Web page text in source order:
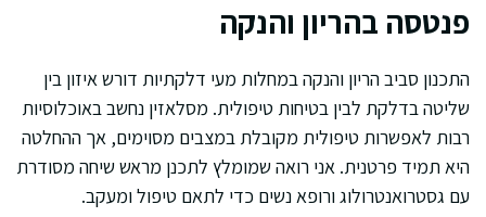
פנטסה בהריון והנקה
התכנון סביב הריון והנקה במחלות מעי דלקתיות דורש איזון בין
שליטה בדלקת לבין בטיחות טיפולית. מסלאזין נחשב באוכלוסיות
רבות לאפשרות טיפולית מקובלת במצבים מסוימים, אך ההחלטה
היא תמיד פרטנית. אני רואה שמומלץ לתכנן מראש שיחה מסודרת
עם גסטרואנטרולוג ורופא נשים כדי לתאם טיפול ומעקב.